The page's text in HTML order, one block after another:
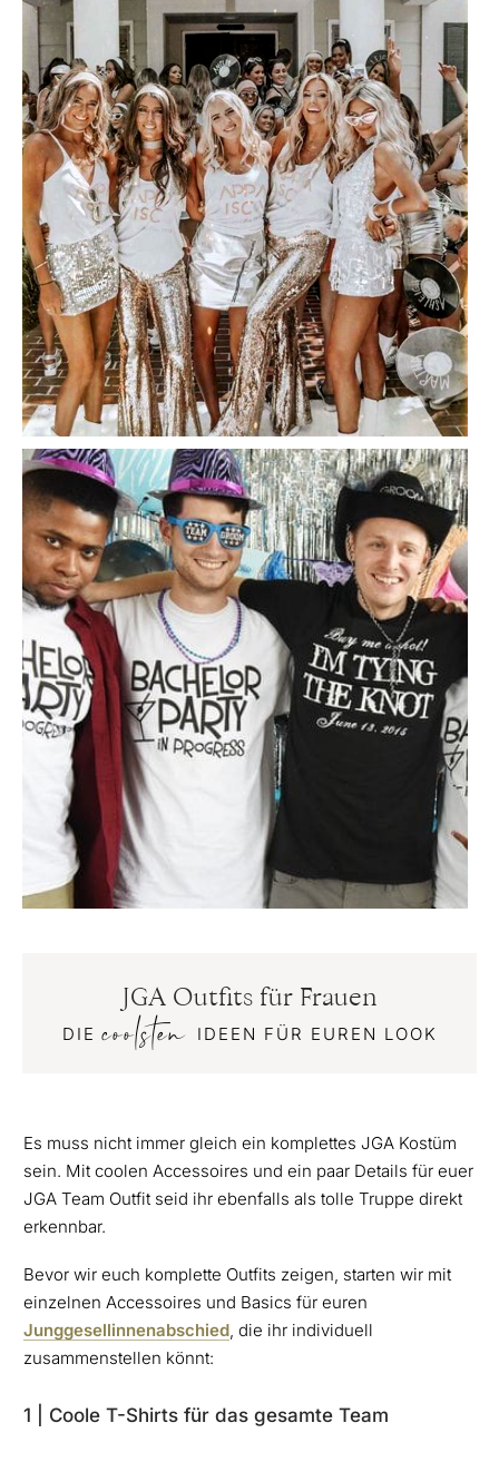
JGA Outfits für Frauen
DIEcoolsten IDEEN FÜR EUREN LOOK
Es muss nicht immer gleich ein komplettes JGA Kostüm
sein. Mit coolen Accessoires und ein paar Details für euer
JGA Team Outfit seid ihr ebenfalls als tolle Truppe direkt
erkennbar.
Bevor wir euch komplette Outfits zeigen, starten wir mit
einzelnen Accessoires und Basics für euren
Junggesellinnenabschied, die ihr individuell
zusammenstellen könnt:
1 | Coole T-Shirts für das gesamte Team